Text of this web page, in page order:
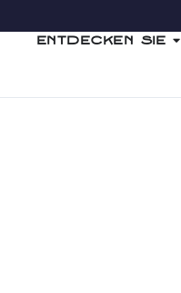
Entdecken Sie